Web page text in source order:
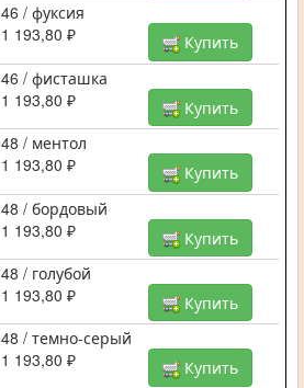
46 / фуксия
1 193,80 ₽
Купить
46 / фисташка
1 193,80 ₽
Купить
48 / ментол
1 193,80 ₽
Купить
48 / бордовый
1 193,80 ₽
Купить
48 / голубой
1 193,80 ₽
Купить
48 / темно-серый
1 193,80 ₽
Купить